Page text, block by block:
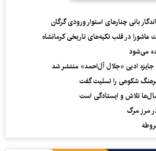
بانی چنارهای استوار ورودی گرگان
عاشورا در قلب تکیه‌های تاریخی کرمانشاه
می‌شود
جایزه ادبی «جلال آل‌احمد» منتشر شد
شکوهی را تسلیت گفت
تلاش و ایستادگی است
مرز مرگ